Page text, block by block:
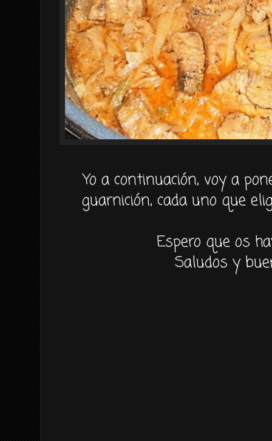
Yo a continuación, voy a
guarnición, cada uno que
Espero que os
Saludos y